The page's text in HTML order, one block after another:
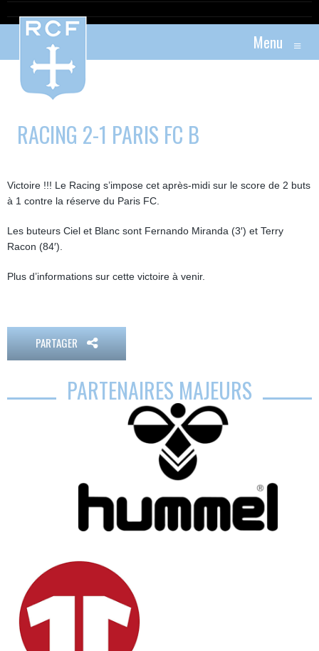
Menu ≡
RACING 2-1 PARIS FC B
Victoire !!! Le Racing s’impose cet après-midi sur le score de 2 buts
à 1 contre la réserve du Paris FC.
Les buteurs Ciel et Blanc sont Fernando Miranda (3′) et Terry
Racon (84′).
Plus d’informations sur cette victoire à venir.
PARTAGER
PARTENAIRES MAJEURS